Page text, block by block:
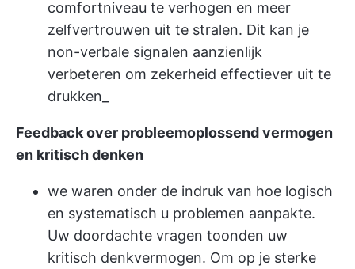
comfortniveau te verhogen en meer
zelfvertrouwen uit te stralen. Dit kan je
non-verbale signalen aanzienlijk
verbeteren om zekerheid effectiever uit te
drukken_
Feedback over probleemoplossend vermogen
en kritisch denken
we waren onder de indruk van hoe logisch
en systematisch u problemen aanpakte.
Uw doordachte vragen toonden uw
kritisch denkvermogen. Om op je sterke